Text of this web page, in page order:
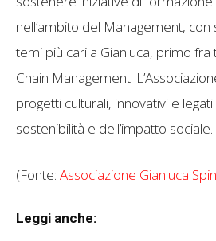
nell’ambito del Management,
temi più cari a Gianluca, primo
Chain Management.
progetti culturali, innovativi e
sostenibilità e dell’impatto sociale.
(Fonte: Associazione Gianluca
Leggi anche: